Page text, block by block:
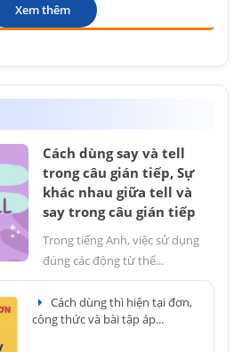
Xem thêm
Cách dùng say và tell
trong câu gián tiếp, Sự
khác nhau giữa tell và
say trong câu gián tiếp
Trong tiếng Anh, việc sử dụng
đúng các động từ thể...
Cách dùng thì hiện tại đơn,
công thức và bài tập áp...